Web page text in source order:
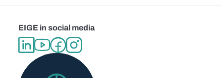
EIGE in social media